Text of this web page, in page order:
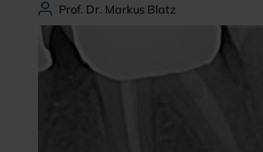
Prof. Dr. Markus Blatz